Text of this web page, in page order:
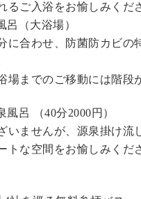
るご入浴をお愉しみくだ
呂（大浴場）
に合わせ、防菌防カビの
場までのご移動には階段
風呂 （40分2000円）
いませんが、源泉掛け流
トな空間をお愉しみくだ